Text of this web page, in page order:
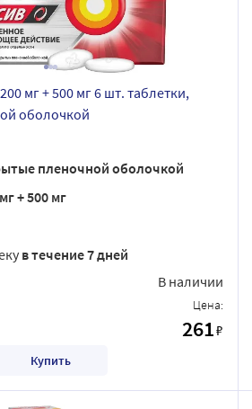
мг + 500 мг 6 шт. таблетки,
оболочкой
пленочной оболочкой
+ 500 мг
в течение 7 дней
В наличии
Цена:
261₽
Купить